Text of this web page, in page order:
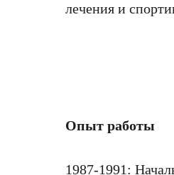
лечения и
Опыт работы
1987-1991: